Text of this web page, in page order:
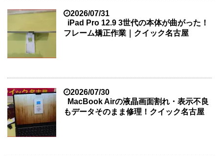
2026/07/31
iPad Pro 12.9 3世代の本体が曲がった！
フレーム矯正作業｜クイック名古屋
2026/07/30
MacBook Airの液晶画面割れ・表示不良
もデータそのまま修理！クイック名古屋